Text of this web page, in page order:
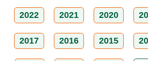
2022 2021 2020
2017 2016 2015